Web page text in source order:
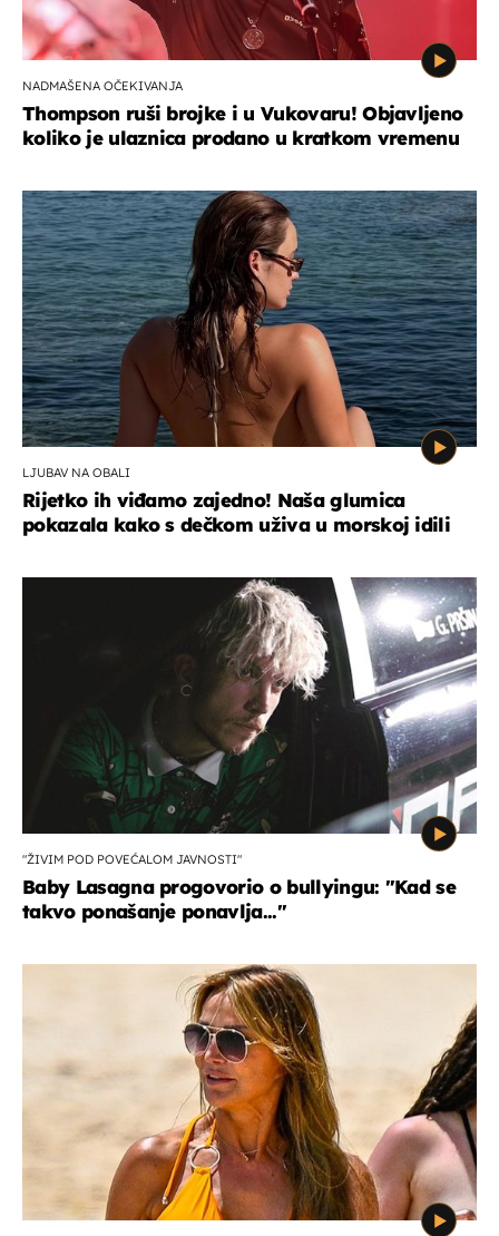
NADMAŠENA OČEKIVANJA
Thompson ruši brojke i u Vukovaru! Objavljeno
koliko je ulaznica prodano u kratkom vremenu
LJUBAV NA OBALI
Rijetko ih viđamo zajedno! Naša glumica
pokazala kako s dečkom uživa u morskoj idili
"ŽIVIM POD POVEĆALOM JAVNOSTI"
Baby Lasagna progovorio o bullyingu: "Kad se
takvo ponašanje ponavlja..."